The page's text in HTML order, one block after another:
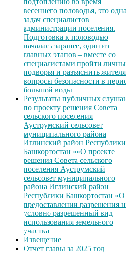
весеннего половодья, это
задач специалистов
администрации поселения.
Подготовка к половодью
началась заранее, один из
главных этапов – вместе со
специалистами пройти
подворья и разъяснить
вопросы безопасности в
большой воды.
Результаты публичных
по проекту решения Совета
сельского поселения
Ауструмский сельсовет
муниципального района
Иглинский район Республики
Башкортостан ««О проекте
решения Совета сельского
поселения Ауструмский
сельсовет муниципального
района Иглинский район
Республики Башкортостан «О
предоставлении разрешения
условно разрешенный вид
использования земельного
участка
Извещение
Отчет главы за 2025 год